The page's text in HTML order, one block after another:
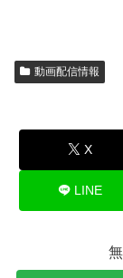
動画配信情報
X
LINE